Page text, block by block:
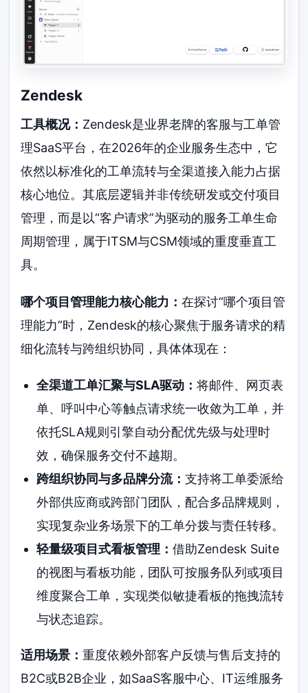
Zendesk
工具概况： Zendesk是业界老牌的客服与工单管
理SaaS平台，在2026年的企业服务生态中，它
依然以标准化的工单流转与全渠道接入能力占据
核心地位。其底层逻辑并非传统研发或交付项目
管理，而是以“客户请求”为驱动的服务工单生命
周期管理，属于ITSM与CSM领域的重度垂直工
具。
哪个项目管理能力核心能力：在探讨“哪个项目管
理能力”时，Zendesk的核心聚焦于服务请求的精
细化流转与跨组织协同，具体体现在：
全渠道工单汇聚与SLA驱动： 将邮件、网页表
单、呼叫中心等触点请求统一收敛为工单，并
依托SLA规则引擎自动分配优先级与处理时
效，确保服务交付不越期。
跨组织协同与多品牌分流： 支持将工单委派给
外部供应商或跨部门团队，配合多品牌规则，
实现复杂业务场景下的工单分拨与责任转移。
轻量级项目式看板管理： 借助Zendesk Suite
的视图与看板功能，团队可按服务队列或项目
维度聚合工单，实现类似敏捷看板的拖拽流转
与状态追踪。
适用场景：重度依赖外部客户反馈与售后支持的
B2C或B2B企业，如SaaS客服中心、IT运维服务